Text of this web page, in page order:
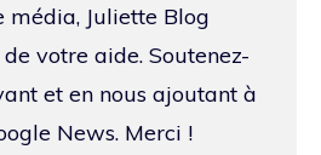
média, Juliette Blog
votre aide. Soutenez-
et en nous ajoutant à
News. Merci !